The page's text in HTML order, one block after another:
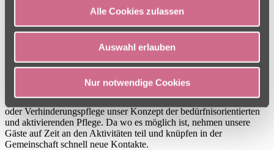
Alle Cookies zulassen
Auswahl erlauben
Nur notwendige Cookies
Krankenhausaufenthalte ausfällt, ist die Not oft groß. Schließlich
soll der liebe Mensch weiterhin bestmöglich versorgt werden, sich
geborgen und wohlfühlen.
Zuhause auf Zeit an, wenn der pflegende Angehörige verhindert ist.
In den Wohnbereichen der Häuser gibt es eigene Pflegeplätze für die
Kurzzeitpflege, in denen unsere Bewohner auf Zeit liebevoll
versorgt werden. Selbstverständlich greift auch bei einer Kurzzeit-
oder Verhinderungspflege unser Konzept der bedürfnisorientierten
und aktivierenden Pflege. Da wo es möglich ist, nehmen unsere
Gäste auf Zeit an den Aktivitäten teil und knüpfen in der
Gemeinschaft schnell neue Kontakte.